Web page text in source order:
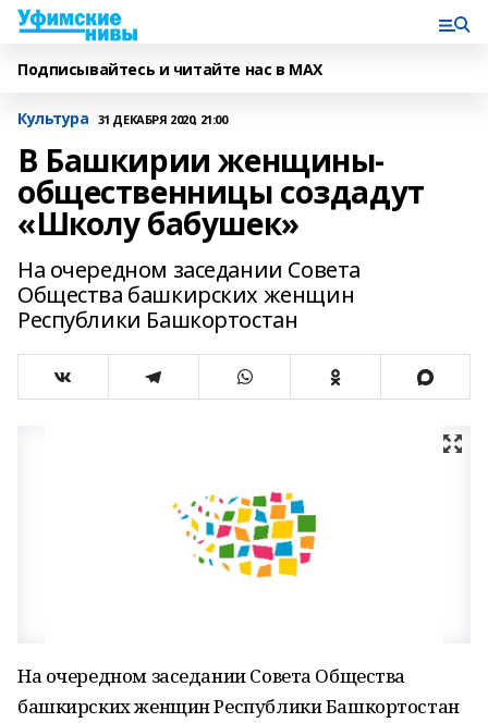
Подписывайтесь и читайте нас в MAX
Культура 31 ДЕКАБРЯ 2020, 21:00
В Башкирии женщины-
общественницы создадут
«Школу бабушек»
На очередном заседании Совета
Общества башкирских женщин
Республики Башкортостан
На очередном заседании Совета Общества
башкирских женщин Республики Башкортостан